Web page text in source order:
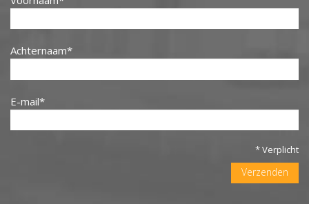
Achternaam
E-mail
* Verplicht
Verzenden